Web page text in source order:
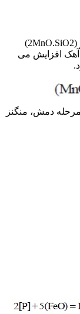
(MnO) متشکل سریعاً با (SiO2) ترکیب میشود و (2MnO.SiO2)
آهک افزایش می
دمش، منگنز